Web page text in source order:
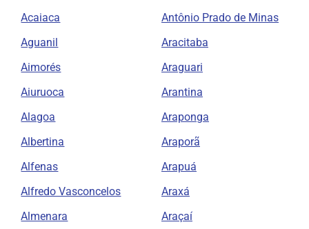
Acaiaca
Aguanil
Aimorés
Aiuruoca
Alagoa
Albertina
Alfenas
Alfredo Vasconcelos
Almenara
Antônio Prado de Minas
Aracitaba
Araguari
Arantina
Araponga
Araporã
Arapuá
Araxá
Araçaí